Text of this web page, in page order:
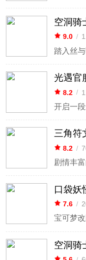
空洞骑
9.0 /
踏入丝
光遇官
8.2 /
三角符
8.2 /
剧情丰
口袋妖
7.6 /
空洞骑